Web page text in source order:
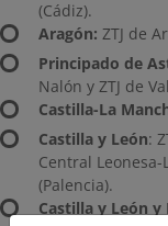
(Cádiz).
Aragón: ZTJ de
Principado de
Nalón y ZTJ de
Castilla-La
Castilla y León:
Central Leonesa-
(Palencia).
Castilla y León y